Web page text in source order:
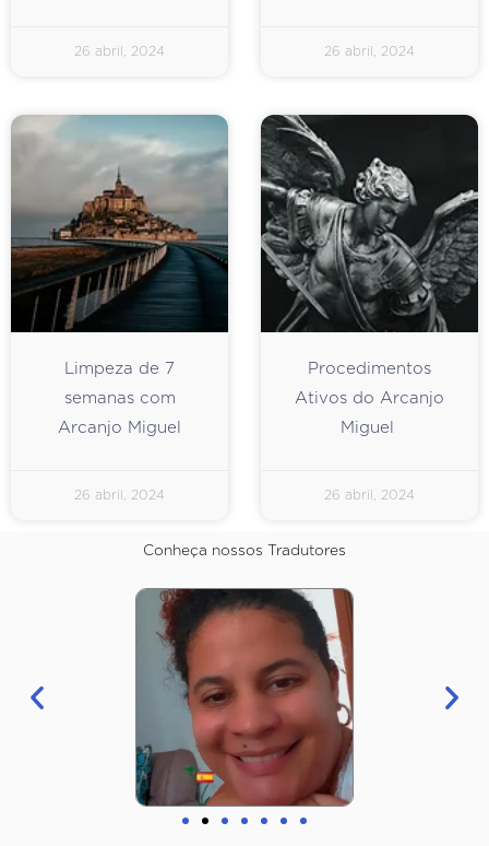
26 abril, 2024 26 abril, 2024
Limpeza de 7
semanas com
Arcanjo Miguel
26 abril, 2024
Procedimentos
Ativos do Arcanjo
Miguel
26 abril, 2024
Conheça nossos Tradutores